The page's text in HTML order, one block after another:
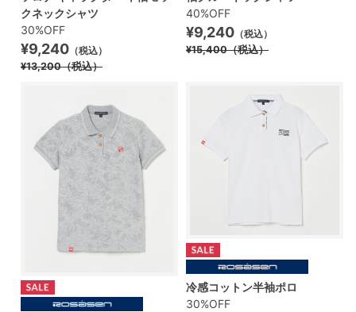
クネックシャツ
30%OFF
¥9,240 （税込）
¥13,200（税込）
40%OFF
¥9,240 （税込）
¥15,400（税込）
冷感コットン半袖ポロ
30%OFF